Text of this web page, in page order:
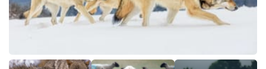
Časopis
Sledujte prima+